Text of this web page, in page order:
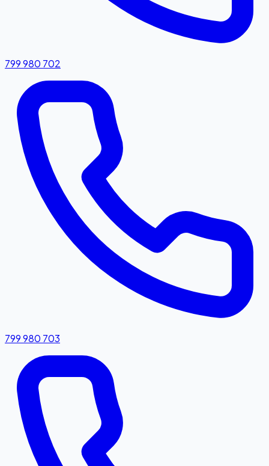
799 980 702
799 980 703